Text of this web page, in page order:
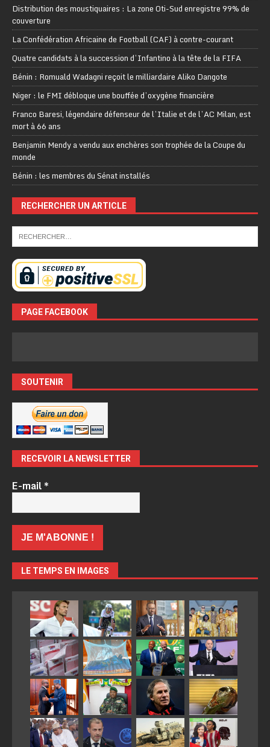
Distribution des moustiquaires : La zone Oti-Sud enregistre 99% de
couverture
La Confédération Africaine de Football (CAF) à contre-courant
Quatre candidats à la succession d’Infantino à la tête de la FIFA
Bénin : Romuald Wadagni reçoit le milliardaire Aliko Dangote
Niger : le FMI débloque une bouffée d’oxygène financière
Franco Baresi, légendaire défenseur de l’Italie et de l’AC Milan, est
mort à 66 ans
Benjamin Mendy a vendu aux enchères son trophée de la Coupe du
monde
Bénin : les membres du Sénat installés
RECHERCHER UN ARTICLE
PAGE FACEBOOK
SOUTENIR
RECEVOIR LA NEWSLETTER
E-mail*
LE TEMPS EN IMAGES